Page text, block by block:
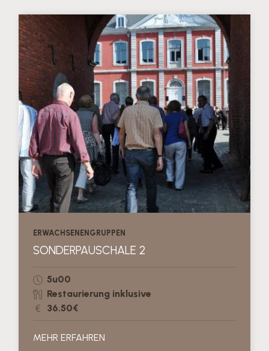
ERWACHSENENGRUPPEN
SONDERPAUSCHALE 2
5u00
Restaurierung inklusive
36.50€
MEHR ERFAHREN